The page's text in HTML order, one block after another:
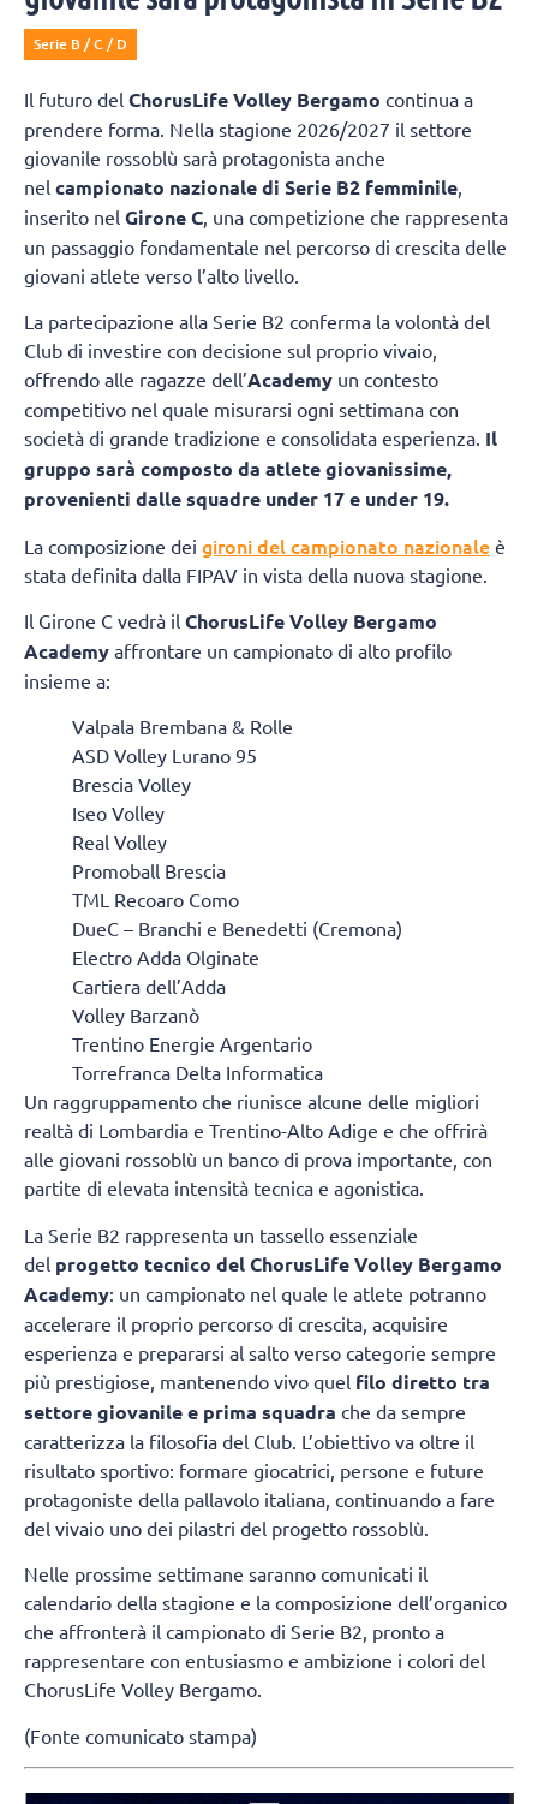
Serie B / C / D
Il futuro del ChorusLife Volley Bergamo continua a
prendere forma. Nella stagione 2026/2027 il settore
giovanile rossoblù sarà protagonista anche
nel campionato nazionale di Serie B2 femminile
inserito nel Girone C , una competizione che rappresenta
un passaggio fondamentale nel percorso di crescita delle
giovani atlete verso l’alto livello.
La partecipazione alla Serie B2 conferma la volontà del
Club di investire con decisione sul proprio vivaio,
offrendo alle ragazze dell’Academy un contesto
competitivo nel quale misurarsi ogni settimana con
società di grande tradizione e consolidata esperienza. Il
gruppo sarà composto da atlete giovanissime,
provenienti dalle squadre under 17 e under 19.
La composizione dei gironi del campionato nazionale è
stata definita dalla FIPAV in vista della nuova stagione.
Il Girone C vedrà il ChorusLife Volley Bergamo
Academy affrontare un campionato di alto profilo
insieme a:
Valpala Brembana & Rolle
ASD Volley Lurano 95
Brescia Volley
Iseo Volley
Real Volley
Promoball Brescia
TML Recoaro Como
DueC – Branchi e Benedetti (Cremona)
Electro Adda Olginate
Cartiera dell’Adda
Volley Barzanò
Trentino Energie Argentario
Torrefranca Delta Informatica
Un raggruppamento che riunisce alcune delle migliori
realtà di Lombardia e Trentino-Alto Adige e che offrirà
alle giovani rossoblù un banco di prova importante, con
partite di elevata intensità tecnica e agonistica.
La Serie B2 rappresenta un tassello essenziale
del progetto tecnico del ChorusLife Volley Bergamo
Academy: un campionato nel quale le atlete potranno
accelerare il proprio percorso di crescita, acquisire
esperienza e prepararsi al salto verso categorie sempre
più prestigiose, mantenendo vivo quel filo diretto tra
settore giovanile e prima squadra che da sempre
caratterizza la filosofia del Club. L’obiettivo va oltre il
risultato sportivo: formare giocatrici, persone e future
protagoniste della pallavolo italiana, continuando a fare
del vivaio uno dei pilastri del progetto rossoblù.
Nelle prossime settimane saranno comunicati il
calendario della stagione e la composizione dell’organico
che affronterà il campionato di Serie B2, pronto a
rappresentare con entusiasmo e ambizione i colori del
ChorusLife Volley Bergamo.
(Fonte comunicato stampa)